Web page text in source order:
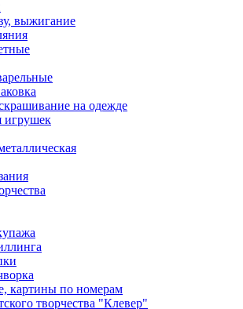
выжигание
на одежде
игрушек
картины по номерам
творчества "Клевер"